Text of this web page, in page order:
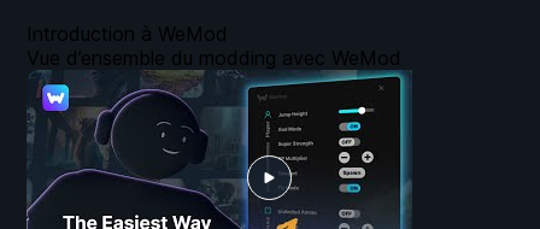
Introduction à WeMod
Vue d’ensemble du modding avec WeMod